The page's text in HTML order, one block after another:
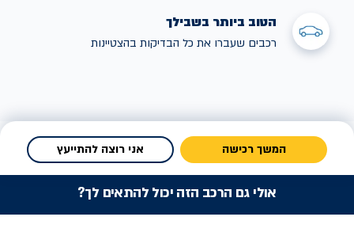
הטוב ביותר בשבילך
רכבים שעברו את כל הבדיקות בהצטיינות
המשך רכישה אני רוצה להתייעץ
אולי גם הרכב הזה יכול להתאים לך?